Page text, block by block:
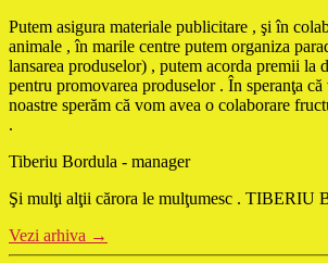
Putem asigura materiale publicitare , şi în
animale , în marile centre putem organiza
lansarea produselor) , putem acorda premii la
pentru promovarea produselor . În speranţa că
noastre sperăm că vom avea o colaborare
.
Tiberiu Bordula - manager
Şi mulţi alţii cărora le mulţumesc . TIBERIU
Vezi arhiva →